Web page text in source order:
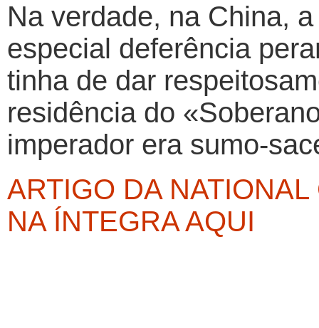
Na verdade, na China,
especial deferência
tinha de dar
residência do
imperador era sumo-
ARTIGO DA
NA ÍNTEGRA AQUI